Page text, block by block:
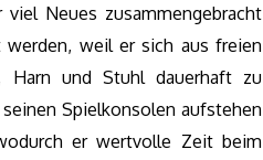
Neues zusammengebracht
weil er sich aus freien
Harn und Stuhl dauerhaft zu
Spielkonsolen aufstehen
er wertvolle Zeit beim